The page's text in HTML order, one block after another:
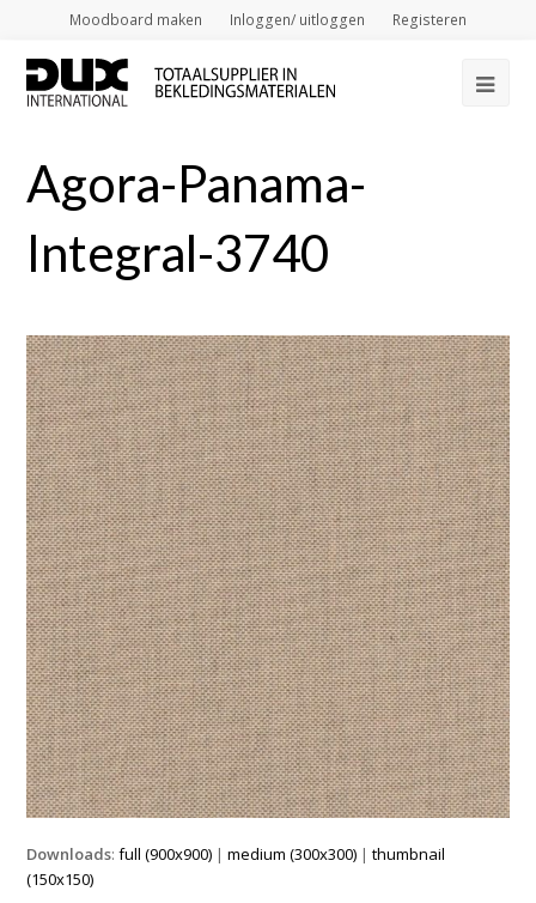
Moodboard maken Inloggen/ uitloggen Registeren
Agora-Panama-
Integral-3740
Downloads:full (900x900) |medium (300x300) |thumbnail
(150x150)